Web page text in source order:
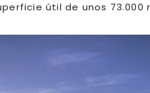
útil de unos 73.000